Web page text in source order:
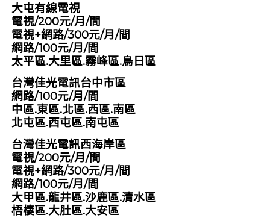
大屯有線電視
電視/200元/月/間
電視+網路/300元/月/間
網路/100元/月/間
太平區.大里區.霧峰區.烏日區
台灣佳光電訊台中市區
網路/100元/月/間
中區.東區.北區.西區.南區
北屯區.西屯區.南屯區
台灣佳光電訊西海岸區
電視/200元/月/間
電視+網路/300元/月/間
網路/100元/月/間
大甲區.龍井區.沙鹿區.清水區
梧棲區.大肚區.大安區